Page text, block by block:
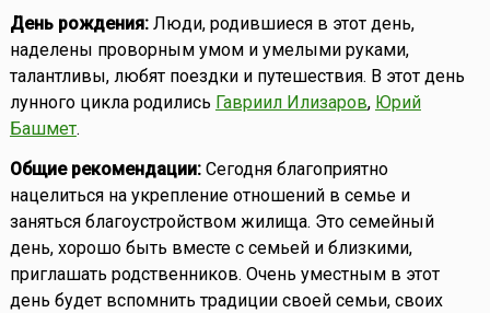
День рождения: Люди, родившиеся в этот день,
наделены проворным умом и умелыми руками,
талантливы, любят поездки и путешествия. В этот день
лунного цикла родились Гавриил Илизаров, Юрий
Башмет.
Общие рекомендации: Сегодня благоприятно
нацелиться на укрепление отношений в семье и
заняться благоустройством жилища. Это семейный
день, хорошо быть вместе с семьей и близкими,
приглашать родственников. Очень уместным в этот
день будет вспомнить традиции своей семьи, своих